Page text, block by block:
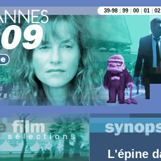
39-98 99 00 01 02
L'épine